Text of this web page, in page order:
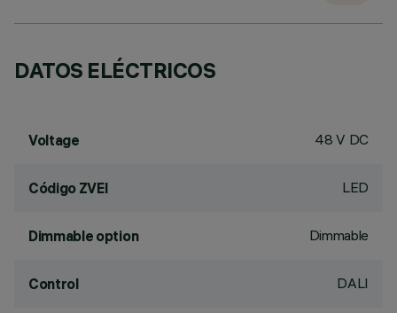
DATOS ELÉCTRICOS
Voltage 48 V DC
Código ZVEI LED
Dimmable option Dimmable
Control DALI